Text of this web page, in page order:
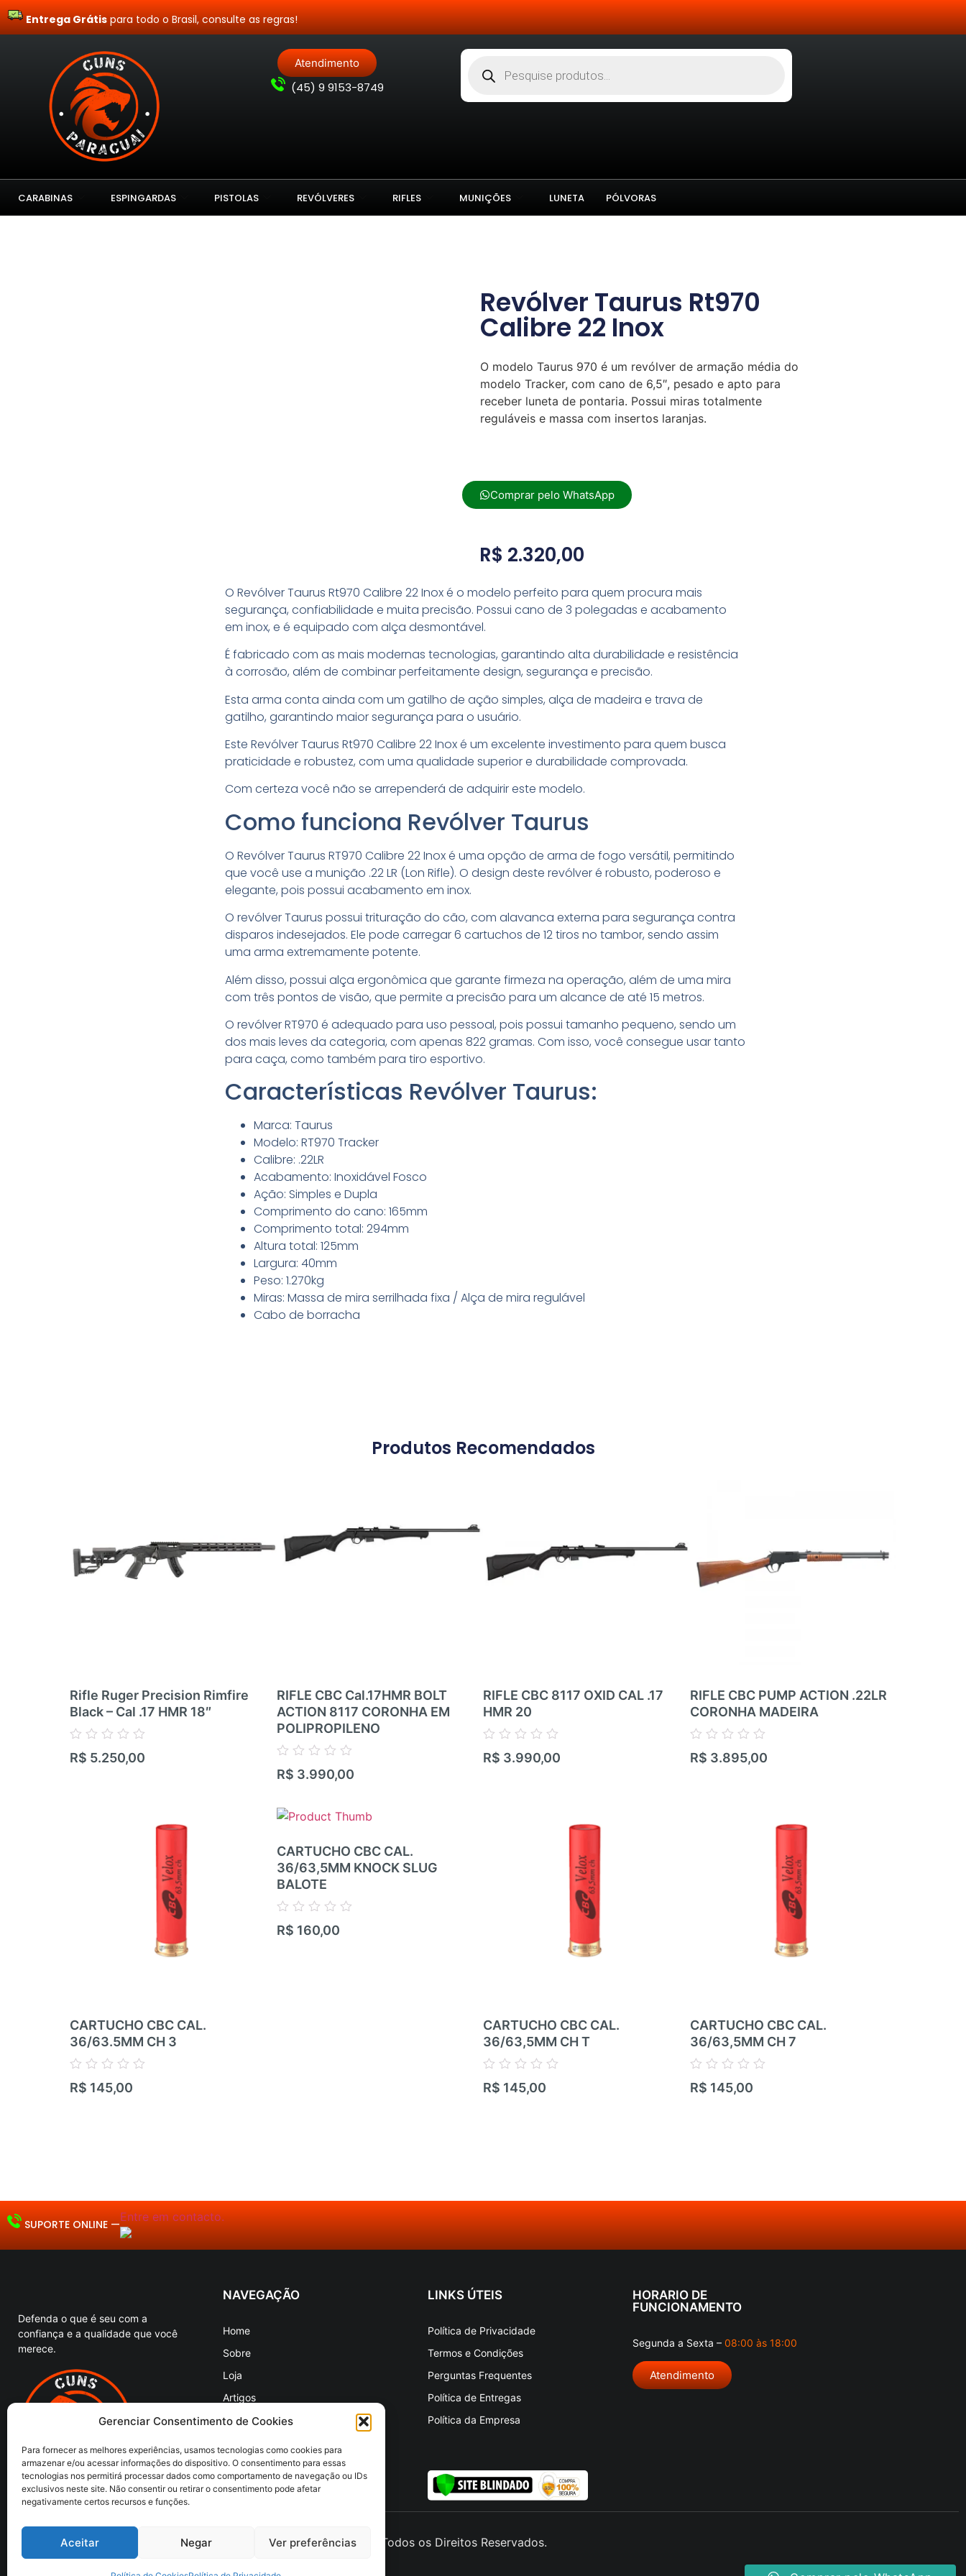
Gerenciar Consentimento de Cookies
Para fornecer as melhores experiências, usamos tecnologias como cookies para
armazenar e/ou acessar informações do dispositivo. O consentimento para essas
tecnologias nos permitirá processar dados como comportamento de navegação ou IDs
exclusivos neste site. Não consentir ou retirar o consentimento pode afetar
negativamente certos recursos e funções.
Aceitar Negar Ver preferências
Site Blindado
Entrega Grátispara todo o Brasil, consulte as regras!
Atendimento
(45) 9 9153-8749
CARABINAS ESPINGARDAS PISTOLAS REVÓLVERES RIFLES MUNIÇÕES LUNETA PÓLVORAS
Revólver Taurus Rt970
Calibre 22 Inox
O modelo Taurus 970 é um revólver de armação média do
modelo Tracker, com cano de 6,5″, pesado e apto para
receber luneta de pontaria. Possui miras totalmente
reguláveis e massa com insertos laranjas.
Comprar pelo WhatsApp
R$ 2.320,00
O Revólver Taurus Rt970 Calibre 22 Inox é o modelo perfeito para quem procura mais
segurança, confiabilidade e muita precisão. Possui cano de 3 polegadas e acabamento
em inox, e é equipado com alça desmontável.
É fabricado com as mais modernas tecnologias, garantindo alta durabilidade e resistência
à corrosão, além de combinar perfeitamente design, segurança e precisão.
Esta arma conta ainda com um gatilho de ação simples, alça de madeira e trava de
gatilho, garantindo maior segurança para o usuário.
Este Revólver Taurus Rt970 Calibre 22 Inox é um excelente investimento para quem busca
praticidade e robustez, com uma qualidade superior e durabilidade comprovada.
Com certeza você não se arrependerá de adquirir este modelo.
Como funciona Revólver Taurus
O Revólver Taurus RT970 Calibre 22 Inox é uma opção de arma de fogo versátil, permitindo
que você use a munição .22 LR (Lon Rifle). O design deste revólver é robusto, poderoso e
elegante, pois possui acabamento em inox.
O revólver Taurus possui trituração do cão, com alavanca externa para segurança contra
disparos indesejados. Ele pode carregar 6 cartuchos de 12 tiros no tambor, sendo assim
uma arma extremamente potente.
Além disso, possui alça ergonômica que garante firmeza na operação, além de uma mira
com três pontos de visão, que permite a precisão para um alcance de até 15 metros.
O revólver RT970 é adequado para uso pessoal, pois possui tamanho pequeno, sendo um
dos mais leves da categoria, com apenas 822 gramas. Com isso, você consegue usar tanto
para caça, como também para tiro esportivo.
Características Revólver Taurus:
Marca: Taurus
Modelo: RT970 Tracker
Calibre: .22LR
Acabamento: Inoxidável Fosco
Ação: Simples e Dupla
Comprimento do cano: 165mm
Comprimento total: 294mm
Altura total: 125mm
Largura: 40mm
Peso: 1.270kg
Miras: Massa de mira serrilhada fixa / Alça de mira regulável
Cabo de borracha
Produtos Recomendados
Rifle Ruger Precision Rimfire
Black – Cal .17 HMR 18″
Avaliação
0
R$ 5.250,00
RIFLE CBC Cal.17HMR BOLT
ACTION 8117 CORONHA EM
POLIPROPILENO
Avaliação
0
R$ 3.990,00
RIFLE CBC 8117 OXID CAL .17
HMR 20
Avaliação
0
R$ 3.990,00
RIFLE CBC PUMP ACTION .22LR
CORONHA MADEIRA
Avaliação
0
R$ 3.895,00
CARTUCHO CBC CAL.
36/63.5MM CH 3
Avaliação
0
R$ 145,00
CARTUCHO CBC CAL.
36/63,5MM KNOCK SLUG
BALOTE
Avaliação
0
R$ 160,00
CARTUCHO CBC CAL.
36/63,5MM CH T
Avaliação
0
R$ 145,00
CARTUCHO CBC CAL.
36/63,5MM CH 7
Avaliação
0
R$ 145,00
SUPORTE ONLINE —
Entre em contacto.
Defenda o que é seu com a
confiança e a qualidade que você
merece.
NAVEGAÇÃO
Home
Sobre
Loja
Artigos
Entre em Contato
LINKS ÚTEIS
Política de Privacidade
Termos e Condições
Perguntas Frequentes
Política de Entregas
Política da Empresa
HORARIO DE
FUNCIONAMENTO
Segunda a Sexta – 08:00 às 18:00
Atendimento
© 2019 - 2023 - Todos os Direitos Reservados.